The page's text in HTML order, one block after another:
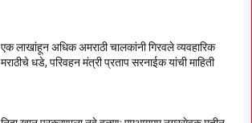
एक लाखांहून अधिक अमराठी चालकांनी गिरवले व्यवहारिक
मराठीचे धडे, परिवहन मंत्री प्रताप सरनाईक यांची माहिती